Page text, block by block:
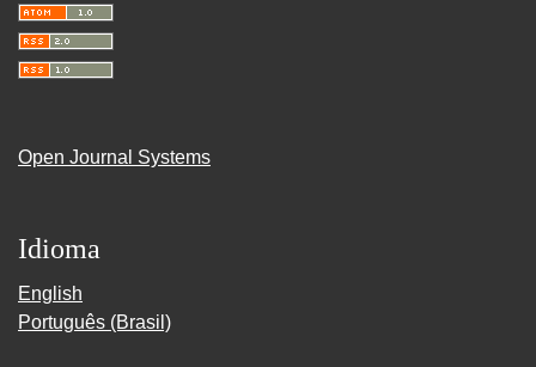
Open Journal Systems
Idioma
English
Português (Brasil)